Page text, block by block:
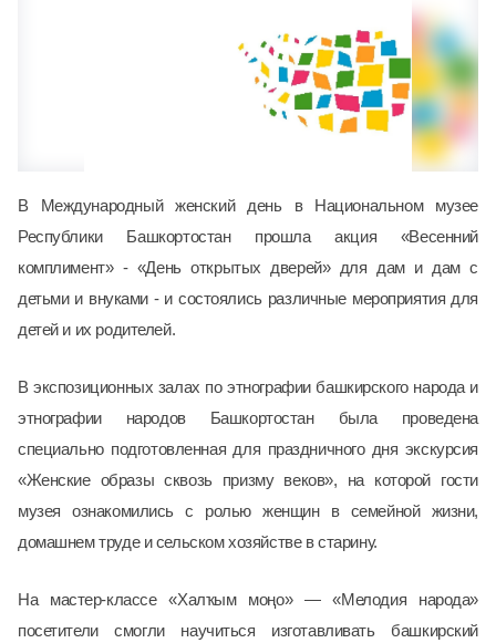
В Международный женский день в Национальном музее
Республики Башкортостан прошла акция «Весенний
комплимент» - «День открытых дверей» для дам и дам с
детьми и внуками - и состоялись различные мероприятия для
детей и их родителей.
В экспозиционных залах по этнографии башкирского народа и
этнографии народов Башкортостан была проведена
специально подготовленная для праздничного дня экскурсия
«Женские образы сквозь призму веков», на которой гости
музея ознакомились с ролью женщин в семейной жизни,
домашнем труде и сельском хозяйстве в старину.
На мастер-классе «Халҡым моңо» — «Мелодия народа»
посетители смогли научиться изготавливать башкирский